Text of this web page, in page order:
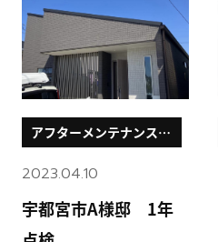
宇都宮市A様邸 1年
アフターメンテナンスブ
2023.04.10